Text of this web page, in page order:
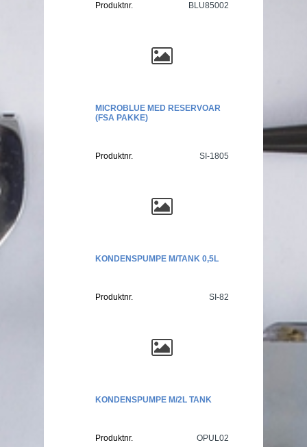
Produktnr. BLU85002
MICROBLUE MED RESERVOAR
(FSA PAKKE)
Produktnr. SI-1805
KONDENSPUMPE M/TANK 0,5L
Produktnr. SI-82
KONDENSPUMPE M/2L TANK
Produktnr. OPUL02